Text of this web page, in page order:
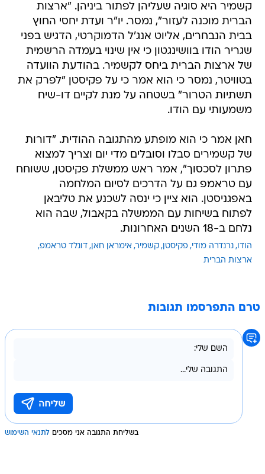
קשמיר היא סוגיה שעליהן לפתור ביניהן. "ארצות
הברית מוכנה לעזור", נמסר. יו"ר ועדת יחסי החוץ
בבית הנבחרים, אליוט אנג'ל הדמוקרטי, הדגיש בפני
שגריר הודו בוושינגטון כי אין שינוי בעמדה הרשמית
של ארצות הברית ביחס לקשמיר. בהודעת הוועדה
בטוויטר, נמסר כי הוא אמר כי על פקיסטן "לפרק את
תשתיות הטרור" בשטחה על מנת לקיים דו-שיח
משמעותי עם הודו.
חאן אמר כי הוא מופתע מהתגובה ההודית. "דורות
של קשמירים סבלו וסובלים מדי יום וצריך למצוא
פתרון לסכסוך", אמר ראש ממשלת פקיסטן, ששוחח
עם טראמפ גם על הדרכים לסיום המלחמה
באפגניסטן. הוא ציין כי ינסה לשכנע את טליבאן
לפתוח בשיחות עם הממשלה בקאבול, שבה הוא
נלחם ב-18 השנים האחרונות.
הודו נרנדרה מודי פקיסטן קשמיר אימראן חאן דונלד טראמפ
ארצות הברית
טרם התפרסמו תגובות
בשליחת התגובה אני מסכים לתנאי השימוש